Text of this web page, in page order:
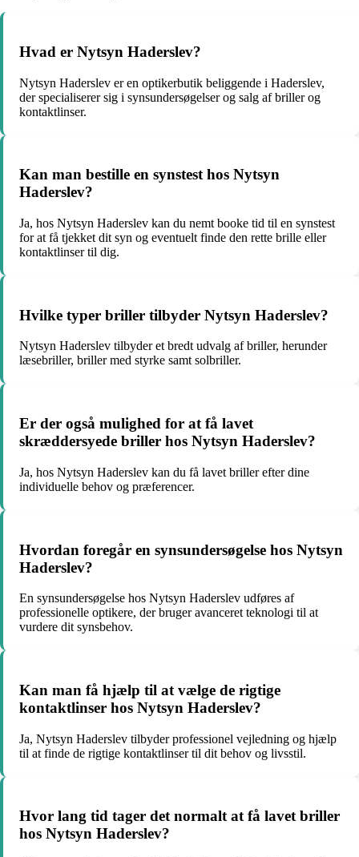
Hvad er Nytsyn Haderslev?
Nytsyn Haderslev er en optikerbutik beliggende i Haderslev,
der specialiserer sig i synsundersøgelser og salg af briller og
kontaktlinser.
Kan man bestille en synstest hos Nytsyn
Haderslev?
Ja, hos Nytsyn Haderslev kan du nemt booke tid til en synstest
for at få tjekket dit syn og eventuelt finde den rette brille eller
kontaktlinser til dig.
Hvilke typer briller tilbyder Nytsyn Haderslev?
Nytsyn Haderslev tilbyder et bredt udvalg af briller, herunder
læsebriller, briller med styrke samt solbriller.
Er der også mulighed for at få lavet
skræddersyede briller hos Nytsyn Haderslev?
Ja, hos Nytsyn Haderslev kan du få lavet briller efter dine
individuelle behov og præferencer.
Hvordan foregår en synsundersøgelse hos Nytsyn
Haderslev?
En synsundersøgelse hos Nytsyn Haderslev udføres af
professionelle optikere, der bruger avanceret teknologi til at
vurdere dit synsbehov.
Kan man få hjælp til at vælge de rigtige
kontaktlinser hos Nytsyn Haderslev?
Ja, Nytsyn Haderslev tilbyder professionel vejledning og hjælp
til at finde de rigtige kontaktlinser til dit behov og livsstil.
Hvor lang tid tager det normalt at få lavet briller
hos Nytsyn Haderslev?